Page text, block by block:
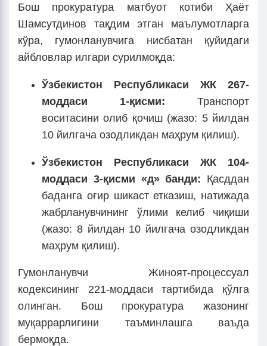
Бош прокуратура матбуот котиби Ҳаёт
Шамсутдинов тақдим этган маълумотларга
кўра, гумонланувчига нисбатан қуйидаги
айбловлар илгари сурилмоқда:
Ўзбекистон Республикаси ЖК 267-
моддаси 1-қисми: Транспорт
воситасини олиб қочиш (жазо: 5 йилдан
10 йилгача озодликдан маҳрум қилиш).
Ўзбекистон Республикаси ЖК 104-
моддаси 3-қисми «д» банди: Қасддан
баданга оғир шикаст етказиш, натижада
жабрланувчининг ўлими келиб чиқиши
(жазо: 8 йилдан 10 йилгача озодликдан
маҳрум қилиш).
Гумонланувчи Жиноят-процессуал
кодексининг 221-моддаси тартибида қўлга
олинган. Бош прокуратура жазонинг
муқаррарлигини таъминлашга ваъда
бермоқда.